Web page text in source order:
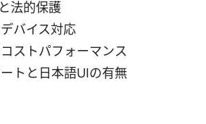
法的保護
バイス対応
ストパフォーマンス
トと日本語UIの有無